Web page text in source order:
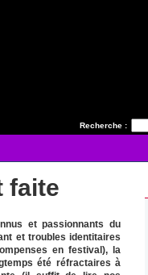
Recherche :
faite
et passionnants du
et troubles identitaires
en festival), la
été réfractaires à